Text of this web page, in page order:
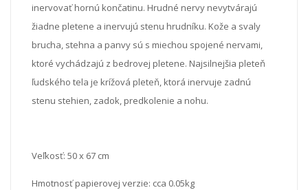
inervovať hornú končatinu. Hrudné nervy nevytvárajú
žiadne pletene a inervujú stenu hrudníku. Kože a svaly
brucha, stehna a panvy sú s miechou spojené nervami,
ktoré vychádzajú z bedrovej pletene. Najsilnejšia pleteň
ľudského tela je krížová pleteň, ktorá inervuje zadnú
stenu stehien, zadok, predkolenie a nohu.
Veľkosť: 50 x 67 cm
Hmotnosť papierovej verzie: cca 0.05kg